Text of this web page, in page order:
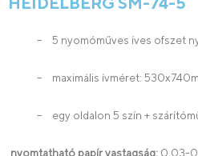
– 5 nyomóműves íves ofszet
– maximális ívméret:
– egy oldalon 5 szín +
nyomtatható papír vastagság: 0,03-